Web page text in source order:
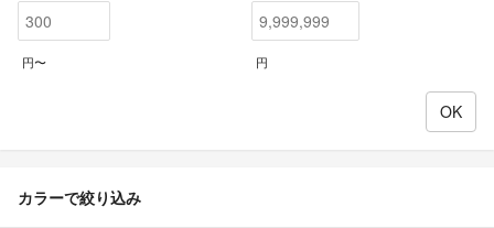
円〜 円
カラーで絞り込み